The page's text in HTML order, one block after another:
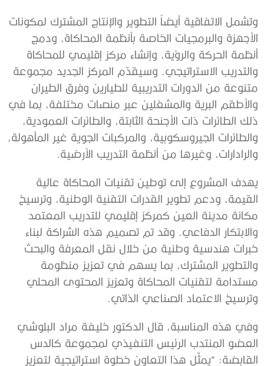
وتشمل الاتفاقية أيضاً التطوير والإنتاج المشترك لمكونات
الأجهزة والبرمجيات الخاصة بأنظمة المحاكاة، ودمج
أنظمة الحركة والرؤية، وإنشاء مركز إقليمي للمحاكاة
والتدريب الاستراتيجي وسيقدّم المركز الجديد مجموعة
متنوعة من الدورات التدريبية للطيارين وفرق الطيران
والأطقم البرية والمشغلين عبر منصات مختلفة، بما في
ذلك الطائرات ذات الأجنحة الثابتة، والطائرات العمودية،
والطائرات الجيروسكوبية، والمركبات الجوية غير المأهولة،
والرادارات، وغيرها من أنظمة التدريب الأرضية
يهدف المشروع إلى توطين تقنيات المحاكاة عالية
القيمة، ودعم تطوير القدرات التقنية الوطنية، وترسيخ
مكانة مدينة العين كمركز إقليمي للتدريب المعتمد
والابتكار الدفاعي وقد تم تصميم هذه الشراكة لبناء
خبرات هندسية وطنية من خلال نقل المعرفة والبحث
والتطوير المشترك، بما يسهم في تعزيز منظومة
مستدامة لتقنيات المحاكاة وتعزيز المحتوى المحلي
وترسيخ الاعتماد الصناعي الذاتي
وفي هذه المناسبة، قال الدكتور خليفة مراد البلوشي
العضو المنتدب الرئيس التنفيذي لمجموعة كالدس
القابضة:
“يمثّل هذا التعاون خطوة استراتيجية لتعزيز